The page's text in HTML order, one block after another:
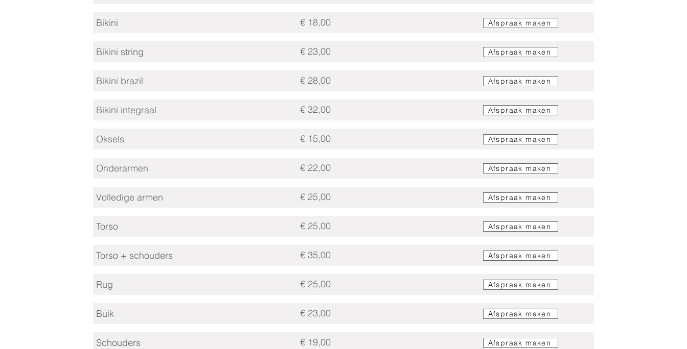
Bikini € 18,00 Afspraak maken
Bikini string € 23,00 Afspraak maken
Bikini brazil € 28,00 Afspraak maken
Bikini integraal € 32,00 Afspraak maken
Oksels € 15,00 Afspraak maken
Onderarmen € 22,00 Afspraak maken
Volledige armen € 25,00 Afspraak maken
Torso € 25,00 Afspraak maken
Torso + schouders € 35,00 Afspraak maken
Rug € 25,00 Afspraak maken
Buik € 23,00 Afspraak maken
Schouders € 19,00 Afspraak maken